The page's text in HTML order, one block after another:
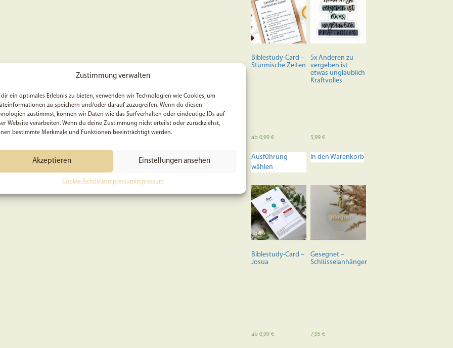
Zustimmung verwalten
dir ein optimales Erlebnis zu bieten, verwenden wir Technologien wie Cookies, um
zu speichern und/oder darauf zuzugreifen. Wenn du diesen
zustimmst, können wir Daten wie das Surfverhalten oder eindeutige IDs auf
Website verarbeiten. Wenn du deine Zustimmung nicht erteilst oder zurückziehst,
bestimmte Merkmale und Funktionen beeinträchtigt werden.
Akzeptieren Einstellungen ansehen
Cookie-Richtlinie Impressum Impressum
Biblestudy-Card –
Stürmische Zeiten
ab 0,99 €
Ausführung
wählen
Produkt
Varianten
auf.
Die
Optionen
können
auf
der
Produktseite
5x Anderen zu
vergeben ist
etwas unglaublich
Kraftvolles
5,99€
In den Warenkorb
Biblestudy-Card –
Josua
ab 0,99 €
Gesegnet –
Schlüsselanhänger
7,95€